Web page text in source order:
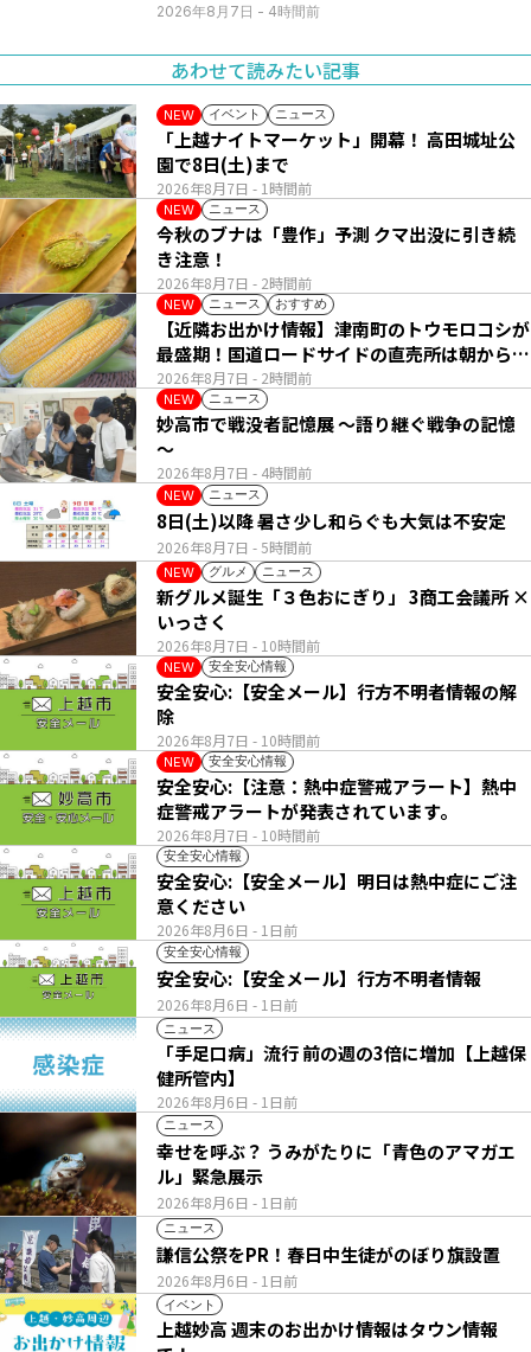
2026年8月7日 - 4時間前
あわせて読みたい記事
NEW イベント ニュース
2026年8月7日 - 1時間前
「上越ナイトマーケット」開幕！ 高田城址公
園で8日(土)まで
NEW ニュース
2026年8月7日 - 2時間前
今秋のブナは「豊作」予測 クマ出没に引き続
き注意！
NEW ニュース おすすめ
2026年8月7日 - 2時間前
【近隣お出かけ情報】津南町のトウモロコシが
最盛期！国道ロードサイドの直売所は朝から長
い列
NEW ニュース
2026年8月7日 - 4時間前
妙高市で戦没者記憶展 ～語り継ぐ戦争の記憶
～
NEW ニュース
2026年8月7日 - 5時間前
8日(土)以降 暑さ少し和らぐも大気は不安定
NEW グルメ ニュース
2026年8月7日 - 10時間前
新グルメ誕生「３色おにぎり」 3商工会議所 ×
いっさく
NEW 安全安心情報
2026年8月7日 - 10時間前
安全安心:【安全メール】行方不明者情報の解
除
NEW 安全安心情報
2026年8月7日 - 10時間前
安全安心:【注意：熱中症警戒アラート】熱中
症警戒アラートが発表されています。
安全安心情報
2026年8月6日 - 1日前
安全安心:【安全メール】明日は熱中症にご注
意ください
安全安心情報
2026年8月6日 - 1日前
安全安心:【安全メール】行方不明者情報
ニュース
2026年8月6日 - 1日前
「手足口病」流行 前の週の3倍に増加【上越保
健所管内】
ニュース
2026年8月6日 - 1日前
幸せを呼ぶ？ うみがたりに「青色のアマガエ
ル」緊急展示
ニュース
2026年8月6日 - 1日前
謙信公祭をPR！春日中生徒がのぼり旗設置
イベント
上越妙高 週末のお出かけ情報はタウン情報